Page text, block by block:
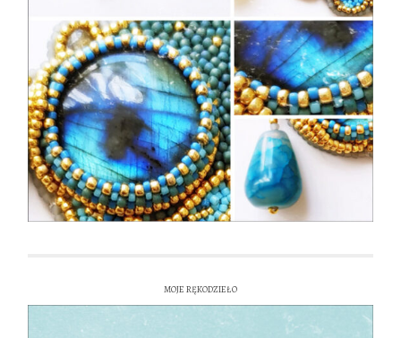
MOJE RĘKODZIEŁO